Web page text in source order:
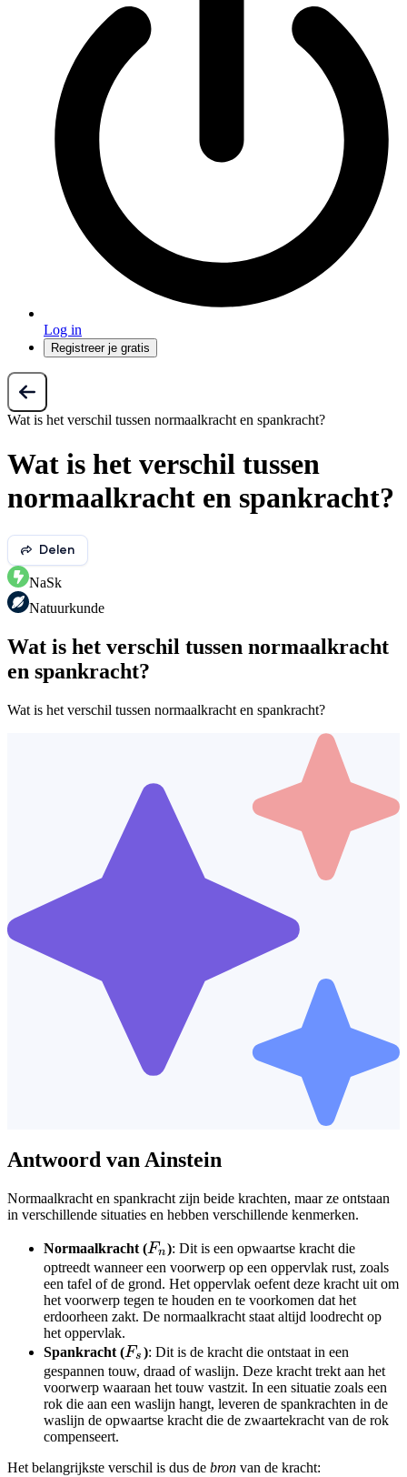
Log in
Registreer je gratis
Wat is het verschil tussen normaalkracht en spankracht?
Wat is het verschil tussen
normaalkracht en spankracht?
Delen
NaSk
Natuurkunde
Wat is het verschil tussen normaalkracht
en spankracht?
Wat is het verschil tussen normaalkracht en spankracht?
Antwoord van Ainstein
Normaalkracht en spankracht zijn beide krachten, maar ze ontstaan
in verschillende situaties en hebben verschillende kenmerken.
Normaalkracht (F_n
Fn): Dit is een opwaartse kracht die
optreedt wanneer een voorwerp op een oppervlak rust, zoals
een tafel of de grond. Het oppervlak oefent deze kracht uit om
het voorwerp tegen te houden en te voorkomen dat het
erdoorheen zakt. De normaalkracht staat altijd loodrecht op
het oppervlak.
Spankracht (F_s
Fs ): Dit is de kracht die ontstaat in een
gespannen touw, draad of waslijn. Deze kracht trekt aan het
voorwerp waaraan het touw vastzit. In een situatie zoals een
rok die aan een waslijn hangt, leveren de spankrachten in de
waslijn de opwaartse kracht die de zwaartekracht van de rok
compenseert.
Het belangrijkste verschil is dus de bron van de kracht: